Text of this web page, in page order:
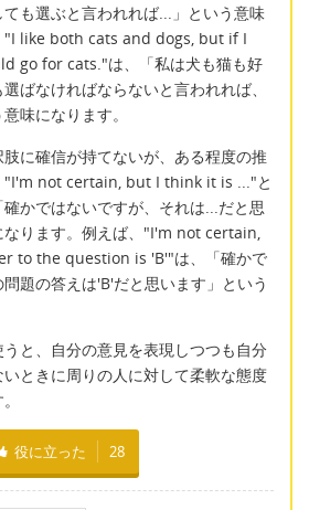
も選ぶと言われれば...」という意味
"I like both cats and dogs, but if I
go for cats."は、「私は犬も猫も好
ばなければならないと言われれば、
味になります。
に確信が持てないが、ある程度の推
"I'm not certain, but I think it is ..."と
かではないですが、それは...だと思
なります。例えば、"I'm not certain,
to the question is 'B'"は、「確かで
題の答えは'B'だと思います」という
と、自分の意見を表現しつつも自分
ときに周りの人に対して柔軟な態度
役に立った 28